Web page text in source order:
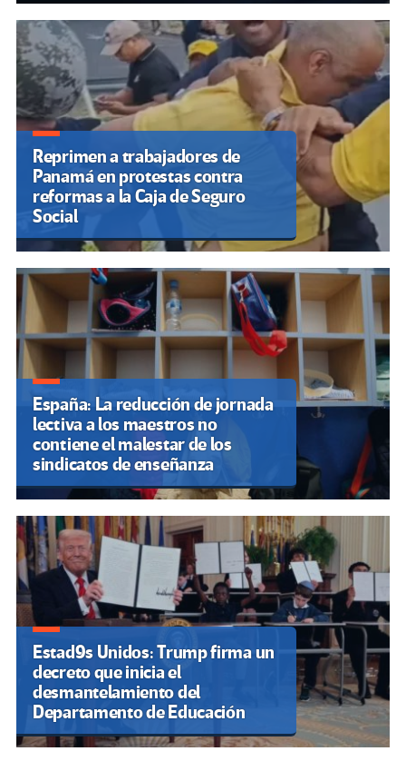
Reprimen a trabajadores de
Panamá en protestas contra
reformas a la Caja de Seguro
Social
España: La reducción de jornada
lectiva a los maestros no
contiene el malestar de los
sindicatos de enseñanza
Estad9s Unidos: Trump firma un
decreto que inicia el
desmantelamiento del
Departamento de Educación